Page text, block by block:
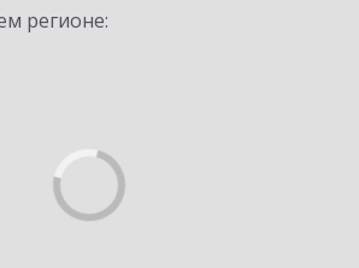
регионе: